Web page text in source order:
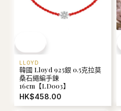
LLOYD
韓國 Lloyd 925銀 0.5克拉莫
桑石繩編手鍊
16cm【LD003】
HK$458.00